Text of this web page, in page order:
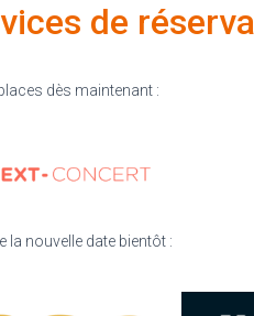
de
dès maintenant :
la nouvelle date bientôt :